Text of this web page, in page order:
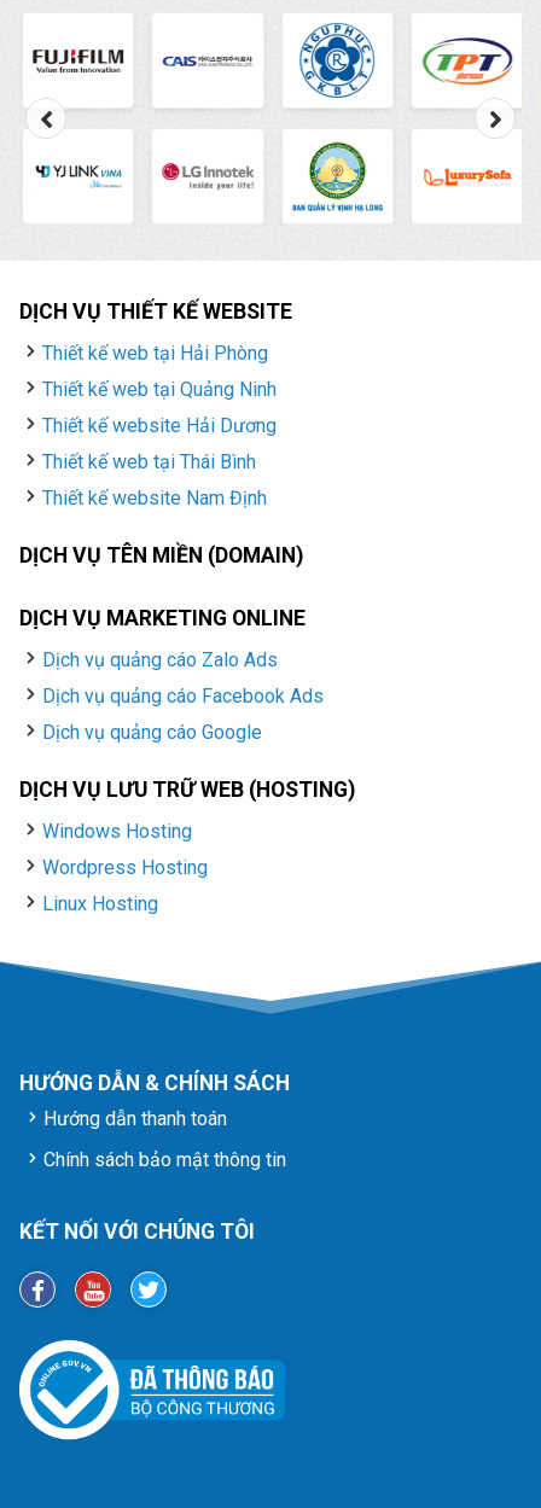
DỊCH VỤ THIẾT KẾ WEBSITE
Thiết kế web tại Hải Phòng
Thiết kế web tại Quảng Ninh
Thiết kế website Hải Dương
Thiết kế web tại Thái Bình
Thiết kế website Nam Định
DỊCH VỤ TÊN MIỀN (DOMAIN)
DỊCH VỤ MARKETING ONLINE
Dịch vụ quảng cáo Zalo Ads
Dịch vụ quảng cáo Facebook Ads
Dịch vụ quảng cáo Google
DỊCH VỤ LƯU TRỮ WEB (HOSTING)
Windows Hosting
Wordpress Hosting
Linux Hosting
HƯỚNG DẪN & CHÍNH SÁCH
Hướng dẫn thanh toán
Chính sách bảo mật thông tin
KẾT NỐI VỚI CHÚNG TÔI